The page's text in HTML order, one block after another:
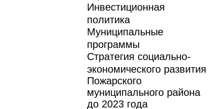
Инвестиционная
политика
Муниципальные
программы
Стратегия социально-
экономического развития
Пожарского
муниципального района
до 2023 года